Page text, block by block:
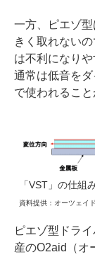
一方、ピエゾ
きく取れない
は不利になり
通常は低音を
で使われること
「VST」の仕組
資料提供：オーツェイ
ピエゾ型ドラ
産のO2aid（オ